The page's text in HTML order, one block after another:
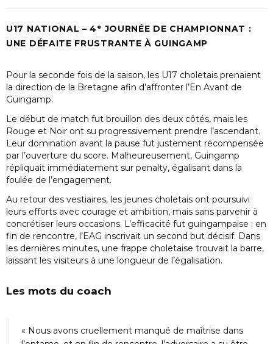
U17 NATIONAL – 4ᵉ JOURNÉE DE CHAMPIONNAT :
UNE DÉFAITE FRUSTRANTE À GUINGAMP
Pour la seconde fois de la saison, les U17 choletais prenaient
la direction de la Bretagne afin d’affronter l’En Avant de
Guingamp.
Le début de match fut brouillon des deux côtés, mais les
Rouge et Noir ont su progressivement prendre l’ascendant.
Leur domination avant la pause fut justement récompensée
par l’ouverture du score. Malheureusement, Guingamp
répliquait immédiatement sur penalty, égalisant dans la
foulée de l’engagement.
Au retour des vestiaires, les jeunes choletais ont poursuivi
leurs efforts avec courage et ambition, mais sans parvenir à
concrétiser leurs occasions. L’efficacité fut guingampaise : en
fin de rencontre, l’EAG inscrivait un second but décisif. Dans
les dernières minutes, une frappe choletaise trouvait la barre,
laissant les visiteurs à une longueur de l’égalisation.
Les mots du coach
« Nous avons cruellement manqué de maîtrise dans